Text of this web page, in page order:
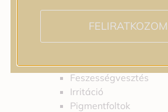
Egyenetlen bőrtextúra
Egyenetlen tónus
Fakóság
Feszességvesztés
Irritáció
Pigmentfoltok
FELIRATKOZOM